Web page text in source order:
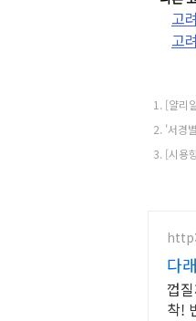
고
고
[얄리
'서경
[시용
다
껍
착!